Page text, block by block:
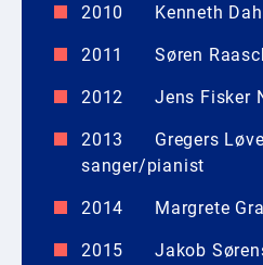
2010 Kenneth Dahl
2011 Søren
2012 Jens Fisker
2013 Gregers
sanger/pianist
2014 Margrete
2015 Jakob